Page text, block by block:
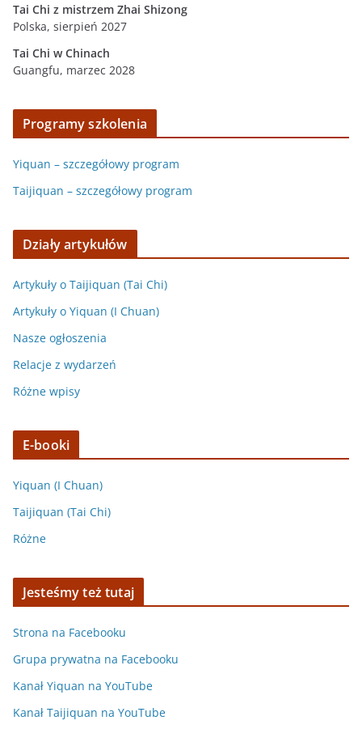
Tai Chi z mistrzem Zhai Shizong
Polska, sierpień 2027
Tai Chi wChinach
Guangfu, marzec 2028
Programy szkolenia
Yiquan – szczegółowy program
Taijiquan – szczegółowy program
Działy artykułów
Artykuły o Taijiquan (Tai Chi)
Artykuły o Yiquan (I Chuan)
Nasze ogłoszenia
Relacje z wydarzeń
Różne wpisy
E-booki
Yiquan (I Chuan)
Taijiquan (Tai Chi)
Różne
Jesteśmy też tutaj
Strona na Facebooku
Grupa prywatna na Facebooku
Kanał Yiquan na YouTube
Kanał Taijiquan na YouTube